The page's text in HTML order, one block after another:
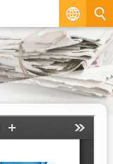
繁
EN